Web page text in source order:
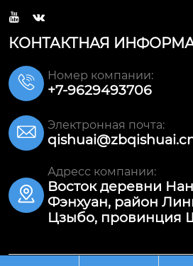
 
КОНТАКТНАЯ
 Номер компании:
+7-9629493706
 Электронная почта:

Адресс компании:
Восток деревни
Фэнхуан, район
Цзыбо, провинция